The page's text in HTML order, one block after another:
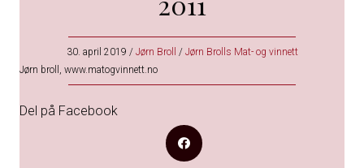
30. april 2019 / Jørn Broll / Jørn Brolls Mat- og vinnett
Jørn broll, www.matogvinnett.no
Del på Facebook